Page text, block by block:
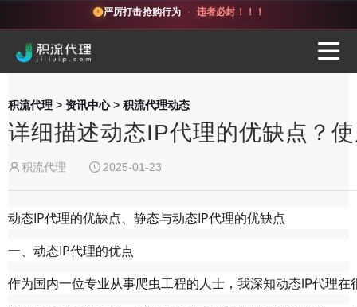
严厉打击抢购行为 · 违者必封！！！
积流代理 > 资讯中心> 积流代理动态
详细描述动态IP代理的优缺点？
积流代理 2025-01-23
动态IP代理的优缺点、静态与动态IP代理的优缺点
一、动态IP代理的优点
作为国内一位专业从事爬虫工程的人士，我深知动态IP代理